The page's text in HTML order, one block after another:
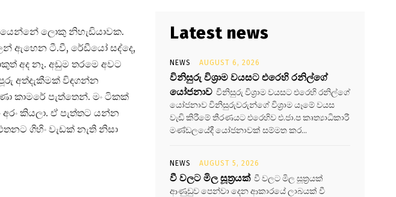
ලොකු නිහැඩියාවක.
ඇහෙන ටී.වී, රේඩීයෝ සද්දෙ,
අද නෑ. අඩුම තරමෙ අවට
අත්දැකීමක් විඳගන්න
කාමරේ පැත්තෙන්. මං ටිකක්
කියලා. ඒ පැත්තට යන්න
ගිහිං වැඩක් නැති නිසා
Latest news
NEWS AUGUST 6, 2026
විනිසුරු විශ්‍රාම වයසට එරෙහි රනිල්ගේ
යෝජනාව විනිසුරු විශ්‍රාම වයසට එරෙහි රනිල්ගේ
යෝජනාව විනිසුරුවරුන්ගේ විශ්‍රාම යෑමේ වයස
වැඩි කිරීමේ තීරණයට එරෙහිව එ.ජා.ප කෘත්‍යාධිකාරී
මණ්ඩලයේදී යෝජනාවක් සම්මත කර...
NEWS AUGUST 5, 2026
වී වලට මිල සූත්‍රයක් වී වලට මිල සූත්‍රයක්
ආණුඩුව පෙන්වා දෙන ආකාරයේ ලාබයක් වී